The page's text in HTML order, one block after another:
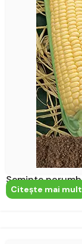
Seminte
Citeşte mai mult